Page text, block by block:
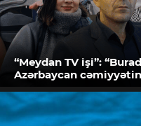
“Meydan TV işi”:
Azərbaycan